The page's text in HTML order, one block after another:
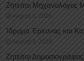
Ζητείται Μηχανολόγος
August 3, 2026
Ίδρυμα Έρευνας και
August 3, 2026
Ζητείται Δημοσιογράφος